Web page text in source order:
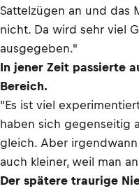
Sattelzügen an und das
nicht. Da wird sehr viel
ausgegeben."
In jener Zeit passierte
Bereich.
"Es ist viel
haben sich gegenseitig
gleich. Aber
auch kleiner, weil man
Der spätere traurige